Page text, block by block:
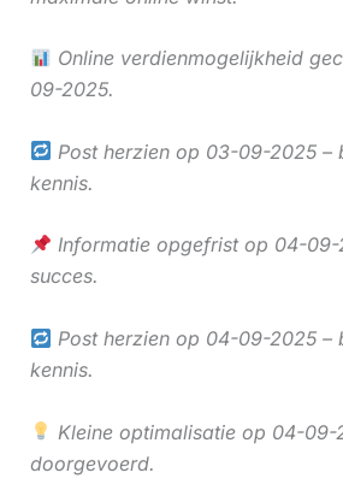
Online verdienmogelijkheid
09-2025.
Post herzien op 03-09-2025 –
kennis.
Informatie opgefrist op 04-
succes.
Post herzien op 04-09-2025 –
kennis.
Kleine optimalisatie op 04-09-
doorgevoerd.